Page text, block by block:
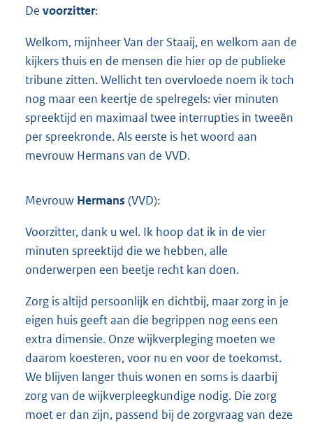
De voorzitter:
Welkom, mijnheer Van der Staaij, en welkom aan de
kijkers thuis en de mensen die hier op de publieke
tribune zitten. Wellicht ten overvloede noem ik toch
nog maar een keertje de spelregels: vier minuten
spreektijd en maximaal twee interrupties in tweeën
per spreekronde. Als eerste is het woord aan
mevrouw Hermans van de VVD.
Mevrouw Hermans (VVD):
Voorzitter, dank u wel. Ik hoop dat ik in de vier
minuten spreektijd die we hebben, alle
onderwerpen een beetje recht kan doen.
Zorg is altijd persoonlijk en dichtbij, maar zorg in je
eigen huis geeft aan die begrippen nog eens een
extra dimensie. Onze wijkverpleging moeten we
daarom koesteren, voor nu en voor de toekomst.
We blijven langer thuis wonen en soms is daarbij
zorg van de wijkverpleegkundige nodig. Die zorg
moet er dan zijn, passend bij de zorgvraag van deze